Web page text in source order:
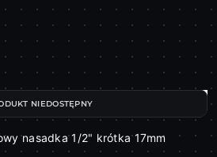
nasadka 1/2" krótka 17mm
NIEDOSTĘPNY